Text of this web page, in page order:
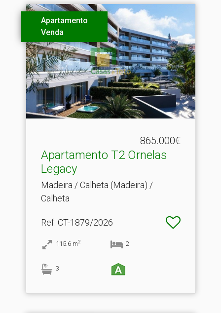
Apartamento
Venda
865.000€
Apartamento T2 Ornelas
Legacy
Madeira / Calheta (Madeira) /
Calheta
Ref: CT-1879/2026
115.6 m2 2
3